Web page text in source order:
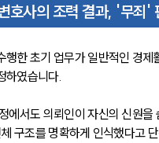
호사의 조력 결과, '무죄'
행한 초기 업무가 일반적인 경제
하였습니다.
에서도 의뢰인이 자신의 신원을
구조를 명확하게 인식했다고